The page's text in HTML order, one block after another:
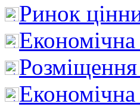
Ринок
Економічна
Економічна